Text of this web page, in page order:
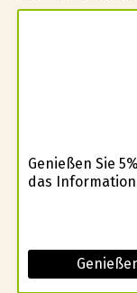
Genießen Sie
das